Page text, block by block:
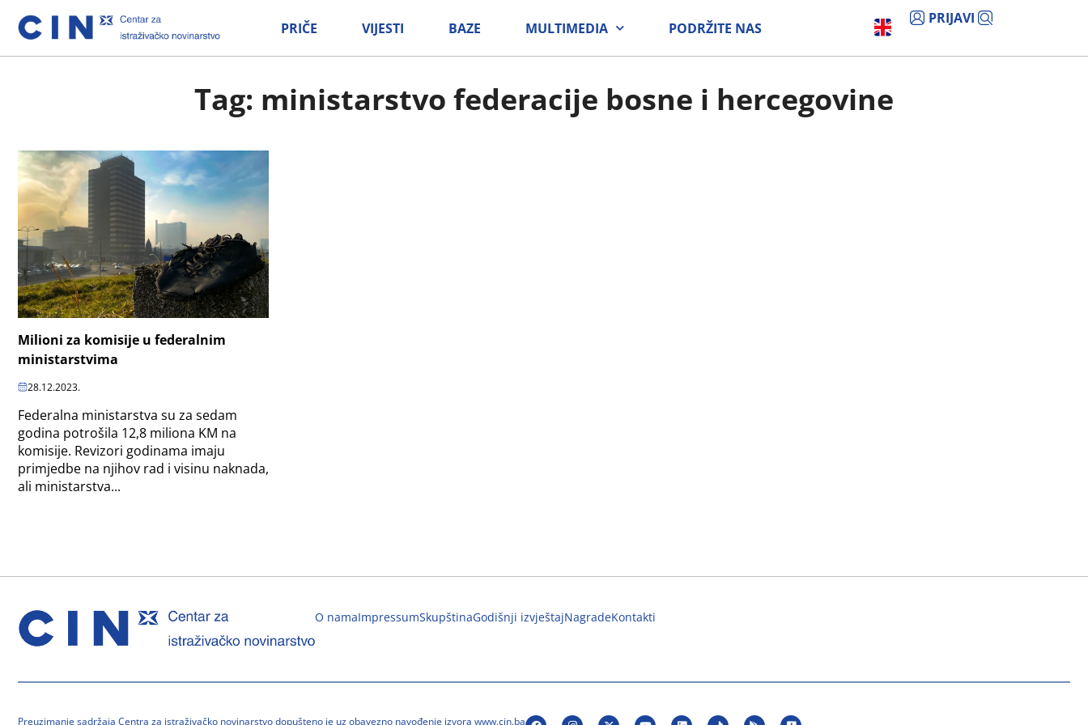
PRIČE VIJESTI BAZE MULTIMEDIA PODRŽITE NAS
PRIJAVI
Tag: ministarstvo federacije bosne i hercegovine
Milioni za komisije u federalnim
ministarstvima
28.12.2023.
Federalna ministarstva su za sedam
godina potrošila 12,8 miliona KM na
komisije. Revizori godinama imaju
primjedbe na njihov rad i visinu naknada,
ali ministarstva...
O namaImpressumSkupštinaGodišnji izvještajNagradeKontakti
Preuzimanje sadržaja Centra za istraživačko novinarstvo dopušteno je uz obavezno navođenje izvora www.cin.ba